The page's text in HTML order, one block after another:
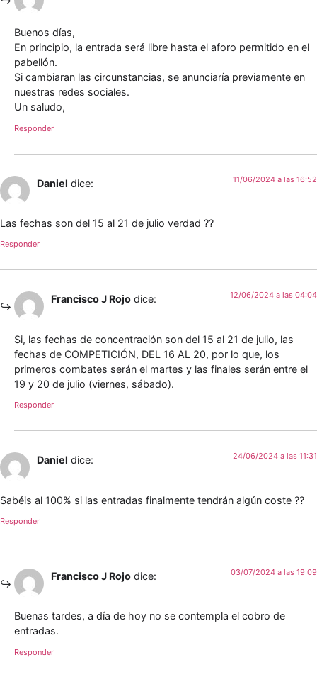
Buenos días,
En principio, la entrada será libre hasta el aforo permitido en el
pabellón.
Si cambiaran las circunstancias, se anunciaría previamente en
nuestras redes sociales.
Un saludo,
Responder
Daniel dice: 11/06/2024 a las 16:52
Las fechas son del 15 al 21 de julio verdad ??
Responder
Francisco J Rojo dice: 12/06/2024 a las 04:04
Si, las fechas de concentración son del 15 al 21 de julio, las
fechas de COMPETICIÓN, DEL 16 AL 20, por lo que, los
primeros combates serán el martes y las finales serán entre el
19 y 20 de julio (viernes, sábado).
Responder
Daniel dice: 24/06/2024 a las 11:31
Sabéis al 100% si las entradas finalmente tendrán algún coste ??
Responder
Francisco J Rojo dice: 03/07/2024 a las 19:09
Buenas tardes, a día de hoy no se contempla el cobro de
entradas.
Responder